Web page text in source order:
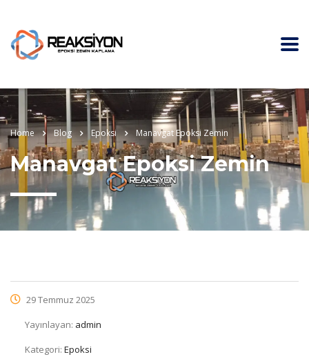
Home Blog Epoksi Manavgat Epoksi Zemin
Manavgat Epoksi Zemin
29 Temmuz 2025
Yayınlayan: admin
Kategori: Epoksi